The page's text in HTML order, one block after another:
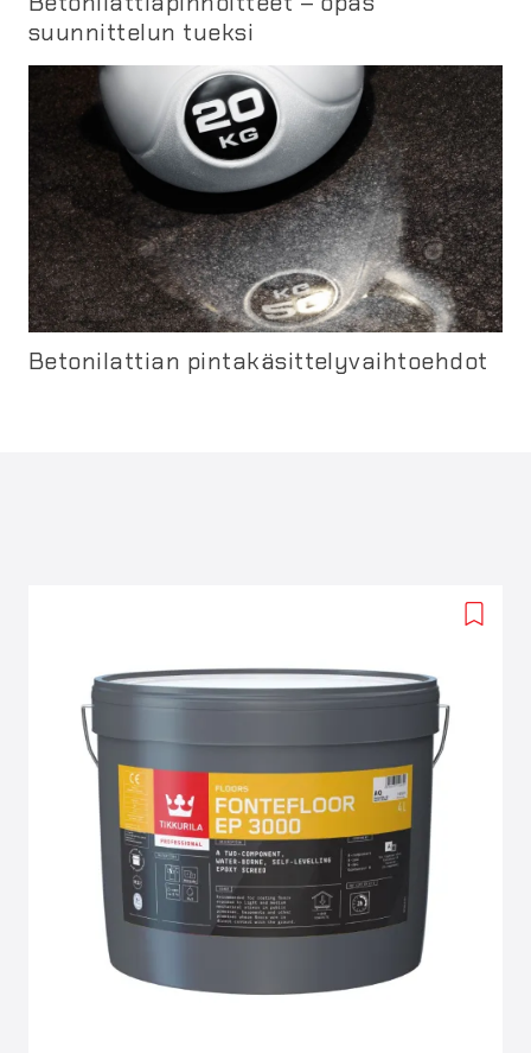
suunnittelun tueksi
Betonilattian pintakäsittelyvaihtoehdot
Add